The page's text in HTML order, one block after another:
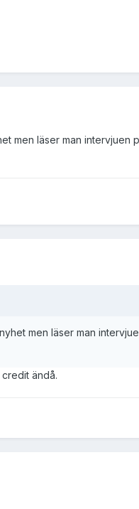
men läser man
men läser man
ändå.